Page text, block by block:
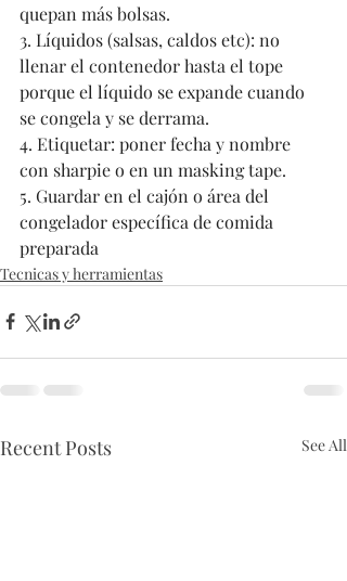
quepan más bolsas.
3. Líquidos (salsas, caldos etc): no
llenar el contenedor hasta el tope
porque el líquido se expande cuando
se congela y se derrama.
4. Etiquetar: poner fecha y nombre
con sharpie o en un masking tape.
5. Guardar en el cajón o área del
congelador específica de comida
preparada
Tecnicas y herramientas
Recent Posts See All